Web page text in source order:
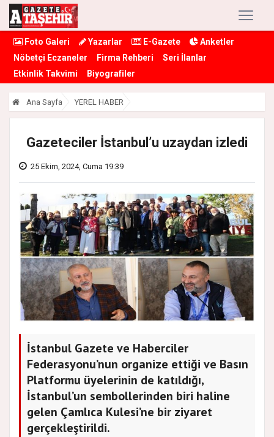
Foto Galeri Yazarlar E-Gazete
Anketler
Nöbetçi Eczaneler
Firma Rehberi
Seri İlanlar
Etkinlik Takvimi
Biyografiler
Ana Sayfa YEREL HABER
Gazeteciler İstanbul’u uzaydan izledi
25 Ekim, 2024, Cuma 19:39
İstanbul Gazete ve Haberciler
Federasyonu’nun organize ettiği ve Basın
Platformu üyelerinin de katıldığı,
İstanbul’un sembollerinden biri haline
gelen Çamlıca Kulesi’ne bir ziyaret
gerçekleştirildi.